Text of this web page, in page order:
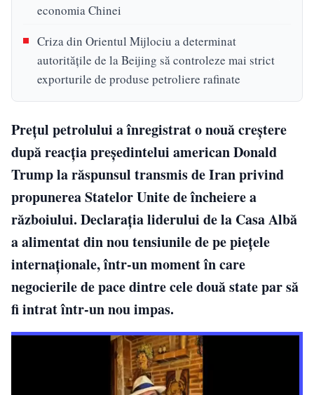
economia Chinei
Criza din Orientul Mijlociu a determinat
autorităţile de la Beijing să controleze mai strict
exporturile de produse petroliere rafinate
Prețul petrolului a înregistrat o nouă creștere
după reacția președintelui american Donald
Trump la răspunsul transmis de Iran privind
propunerea Statelor Unite de încheiere a
războiului. Declarația liderului de la Casa Albă
a alimentat din nou tensiunile de pe piețele
internaționale, într-un moment în care
negocierile de pace dintre cele două state par să
fi intrat într-un nou impas.